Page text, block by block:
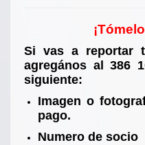
Si vas a reportar
agregános al 386
siguiente:
Imagen o
pago.
Numero de socio